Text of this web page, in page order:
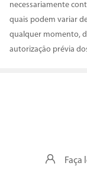
necessariamente
quais podem variar
qualquer momento,
autorização prévia
Faça